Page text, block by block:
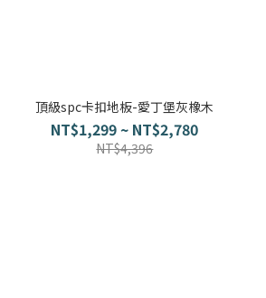
頂級spc卡扣地板-愛丁堡灰橡木
NT$1,299 ~ NT$2,780
NT$4,396